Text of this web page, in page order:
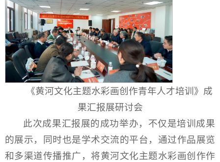
《黄河文化主题水彩画创作青年人才培训》成
果汇报展研讨会
此次成果汇报展的成功举办，不仅是培训成果
的展示，同时也是学术交流的平台，通过作品展览
和多渠道传播推广，将黄河文化主题水彩画创作作